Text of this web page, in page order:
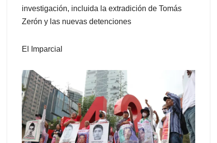
investigación, incluida la extradición de Tomás
Zerón y las nuevas detenciones
El Imparcial